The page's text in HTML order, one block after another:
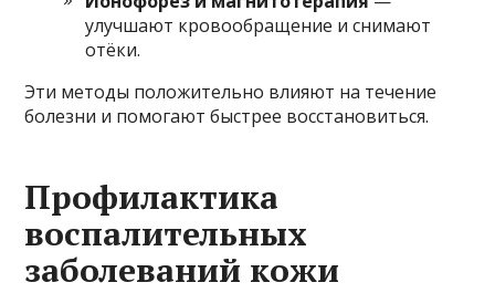
улучшают кровообращение и снимают
отёки.
Эти методы положительно влияют на течение
болезни и помогают быстрее восстановиться.
Профилактика
воспалительных
заболеваний кожи